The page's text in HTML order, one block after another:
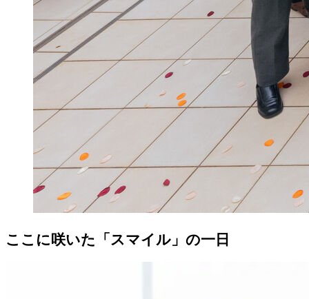
ここに咲いた「スマイル」の一日